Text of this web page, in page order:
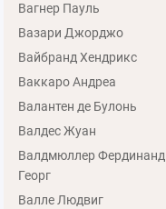
Вагнер Пауль
Вазари Джорджо
Вайбранд Хендрикс
Ваккаро Андреа
Валантен де Булонь
Валдес Жуан
Валдмюллер Фердинанд
Георг
Валле Людвиг